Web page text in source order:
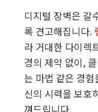
디지털 장벽은 갈
록 견고해집니다.
라 거대한 다이렉
경의 제약 없이,
는 마법 같은 경
신의 시력을 보호
껴드립니다.